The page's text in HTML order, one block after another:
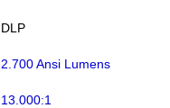
DLP
2.700 Ansi Lumens
13.000:1